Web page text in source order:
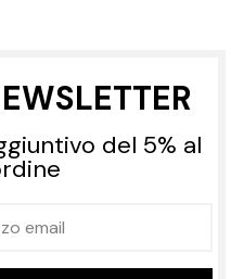
del 5% al